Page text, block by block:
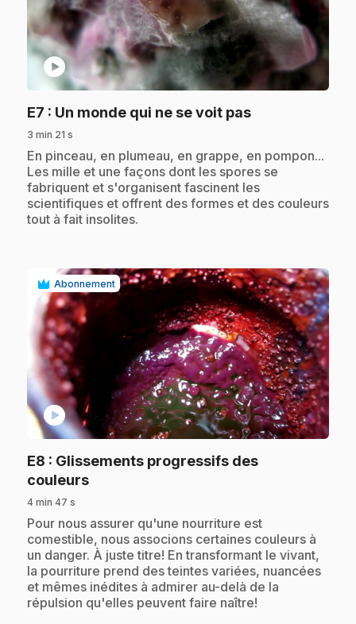
play_circle
E7 : Un monde qui ne se voit pas.
3 min 21 s
.En pinceau, en plumeau, en grappe, en pompon...
Les mille et une façons dont les spores se
fabriquent et s'organisent fascinent les
scientifiques et offrent des formes et des couleurs
tout à fait insolites.
Abonnement
play_circle
E8 : Glissements progressifs des
couleurs.
4 min 47 s
.Pour nous assurer qu'une nourriture est
comestible, nous associons certaines couleurs à
un danger. À juste titre! En transformant le vivant,
la pourriture prend des teintes variées, nuancées
et mêmes inédites à admirer au-delà de la
répulsion qu'elles peuvent faire naître!